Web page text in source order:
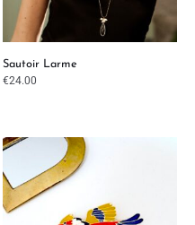
Sautoir Larme
€24.00